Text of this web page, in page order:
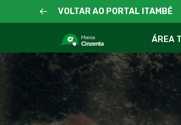
VOLTAR AO PORTAL ITAMBÉ
ÁREA